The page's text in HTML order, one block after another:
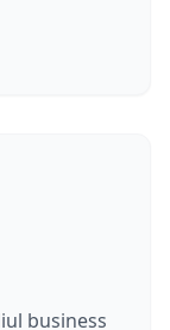
business